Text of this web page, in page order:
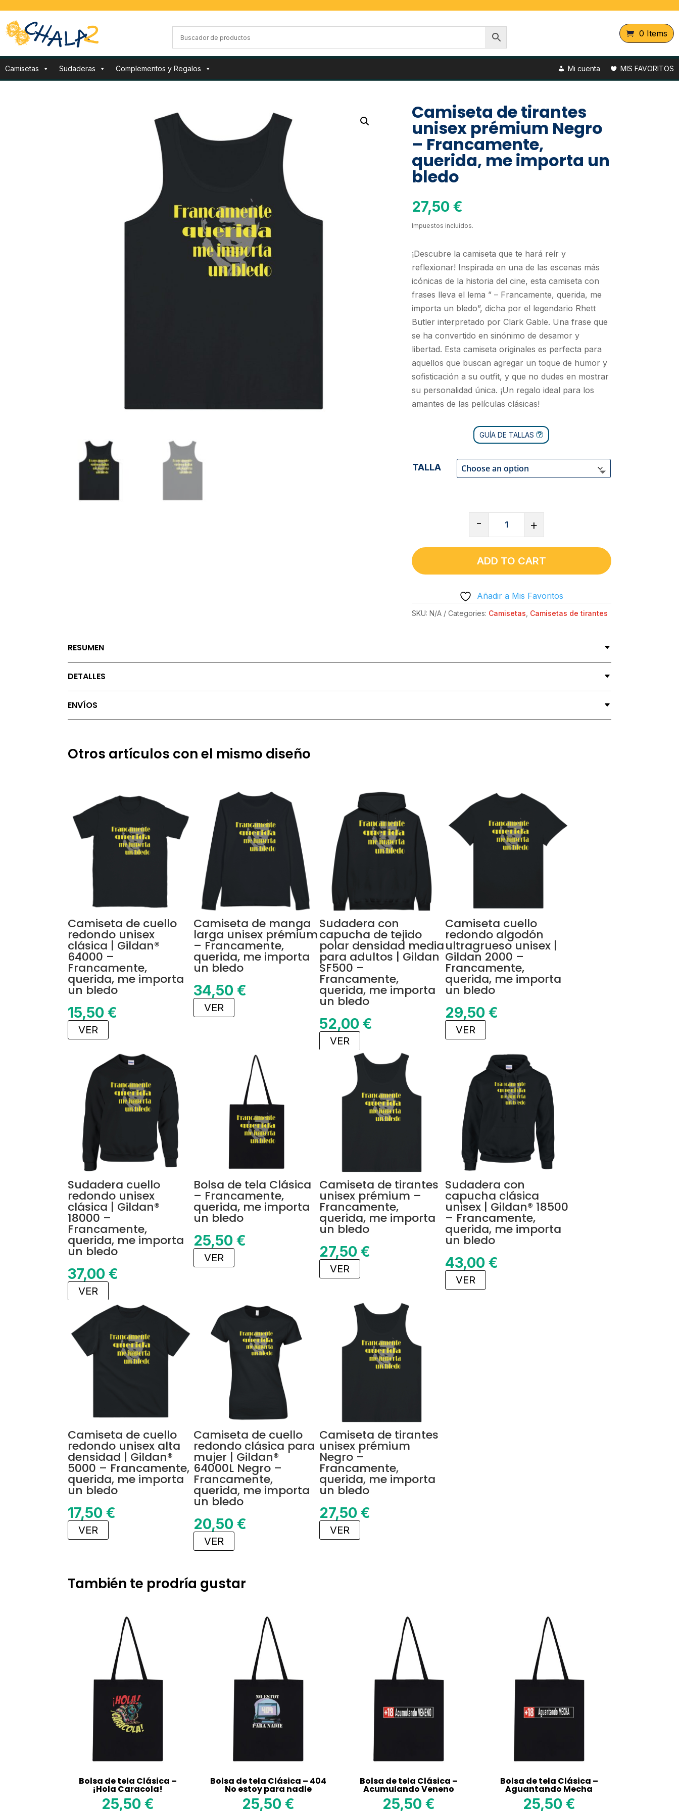
0 Items
Camisetas Sudaderas Complementos y Regalos MIS FAVORITOS
Mi cuenta
Camiseta de tirantes
unisex prémium Negro
– Francamente,
querida, me importa un
bledo
27,50 €
Impuestos incluidos.
¡Descubre la camiseta que te hará reír y
reflexionar! Inspirada en una de las escenas más
icónicas de la historia del cine, esta camiseta con
frases lleva el lema ” – Francamente, querida, me
importa un bledo”, dicha por el legendario Rhett
Butler interpretado por Clark Gable. Una frase que
se ha convertido en sinónimo de desamor y
libertad. Esta camiseta originales es perfecta para
aquellos que buscan agregar un toque de humor y
sofisticación a su outfit, y que no dudes en mostrar
su personalidad única. ¡Un regalo ideal para los
amantes de las películas clásicas!
GUÍA DE TALLAS
TALLA
-
TIRANTES
UNISEX
PRÉMIUM
-
FRANCAMENTE,
+
ADD TO CART
Añadir a Mis Favoritos
SKU: N/A Categories: Camisetas Camisetas de tirantes
RESUMEN
DETALLES
ENVÍOS
Otros artículos con el mismo diseño
Camiseta de cuello
redondo unisex
clásica | Gildan®
64000 –
Francamente,
querida, me importa
un bledo
15,50€
VER
Camiseta de manga
larga unisex prémium
– Francamente,
querida, me importa
un bledo
34,50€
VER
Sudadera con
capucha de tejido
polar densidad media
para adultos | Gildan
SF500 –
Francamente,
querida, me importa
un bledo
52,00 €
VER
Camiseta cuello
redondo algodón
ultragrueso unisex |
Gildan 2000 –
Francamente,
querida, me importa
un bledo
29,50 €
VER
Sudadera cuello
redondo unisex
clásica | Gildan®
18000 –
Francamente,
querida, me importa
un bledo
37,00€
VER
Bolsa de tela Clásica
– Francamente,
querida, me importa
un bledo
25,50€
VER
Camiseta de tirantes
unisex prémium –
Francamente,
querida, me importa
un bledo
27,50 €
VER
Sudadera con
capucha clásica
unisex | Gildan® 18500
– Francamente,
querida, me importa
un bledo
43,00 €
VER
Camiseta de cuello
redondo unisex alta
densidad | Gildan®
5000 – Francamente,
querida, me importa
un bledo
17,50€
VER
Camiseta de cuello
redondo clásica para
mujer | Gildan®
64000L Negro –
Francamente,
querida, me importa
un bledo
20,50€
VER
Camiseta de tirantes
unisex prémium
Negro –
Francamente,
querida, me importa
un bledo
27,50 €
VER
También te prodría gustar
Bolsa de tela Clásica –
¡Hola Caracola!
25,50 €
Bolsa de tela Clásica – 404
No estoy para nadie
25,50 €
Bolsa de tela Clásica –
Acumulando Veneno
25,50 €
Bolsa de tela Clásica –
Aguantando Mecha
25,50 €